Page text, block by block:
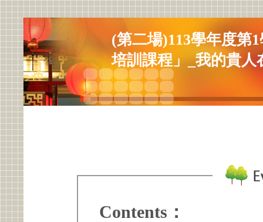
(第二場)113學年度第
培訓課程」_我的貴
Contents：